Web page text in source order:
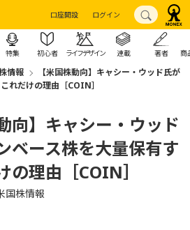
口座開設 ログイン
特集 初心者 ライフデザイン 連載 著者 商
情報
【米国株動向】キャシー・ウッド氏が
れだけの理由［COIN］
向】キャシー・ウッド
ベース株を大量保有す
の理由［COIN］
国株情報